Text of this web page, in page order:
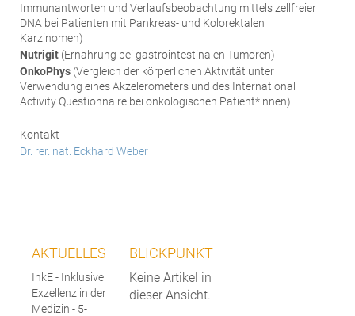
Immunantworten und Verlaufsbeobachtung mittels zellfreier
DNA bei Patienten mit Pankreas- und Kolorektalen
Karzinomen)
Nutrigit (Ernährung bei gastrointestinalen Tumoren)
OnkoPhys (Vergleich der körperlichen Aktivität unter
Verwendung eines Akzelerometers und des International
Activity Questionnaire bei onkologischen Patient*innen)
Kontakt
Dr. rer. nat. Eckhard Weber
AKTUELLES
InkE - Inklusive
Exzellenz in der
Medizin - 5-
BLICKPUNKT
Keine Artikel in
dieser Ansicht.